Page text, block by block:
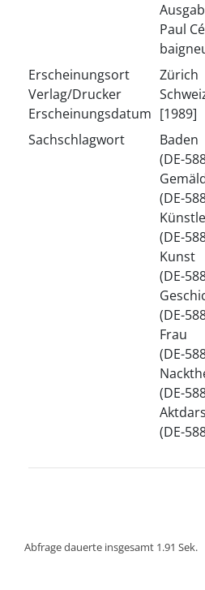
Paul
Erscheinungsort
Verlag/Drucker
Erscheinungsdatum
Zürich
[1989]
Sachschlagwort
Baden
(DE-
(DE-
(DE-
Kunst
(DE-
(DE-
Frau
(DE-
(DE-
(DE-
Abfrage dauerte insgesamt 1.91 Sek.